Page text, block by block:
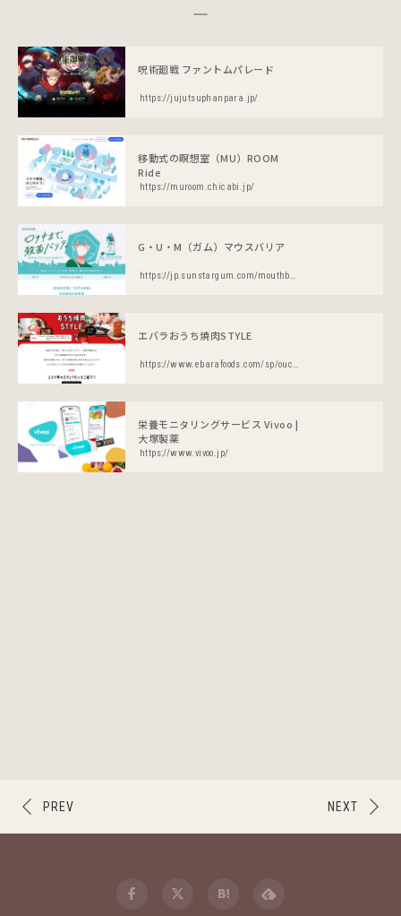
呪術廻戦 ファントムパレード
https://jujutsuphanpara.jp/
移動式の瞑想室（MU）ROOM
Ride
https://muroom.chicabi.jp/
G・U・M（ガム）マウスバリア
https://jp.sunstargum.com/mouthbarrier/special/
エバラおうち焼肉STYLE
https://www.ebarafoods.com/sp/ouchi_yakiniku/
栄養モニタリングサービス Vivoo |
大塚製薬
https://www.vivoo.jp/
NEXT
PREV